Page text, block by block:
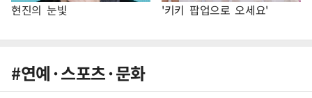
현진의 눈빛 '키키 팝업으로 오세요'
#연예·스포츠·문화